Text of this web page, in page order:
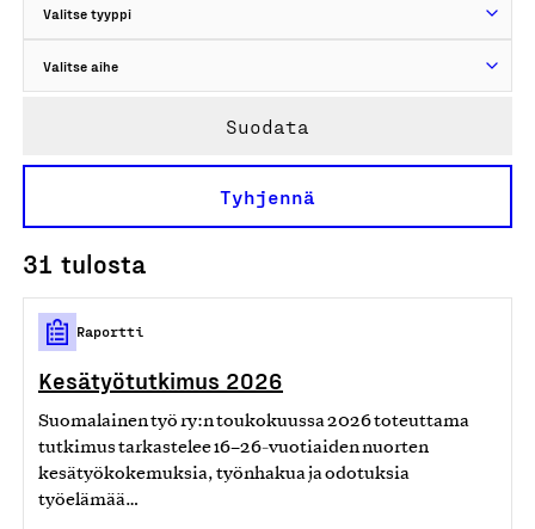
31 tulosta
Suodata
Tyhjennä
Raportti
Kesätyötutkimus 2026
Suomalainen työ ry:n toukokuussa 2026 toteuttama
tutkimus tarkastelee 16–26‑vuotiaiden nuorten
kesätyökokemuksia, työnhakua ja odotuksia
työelämää…